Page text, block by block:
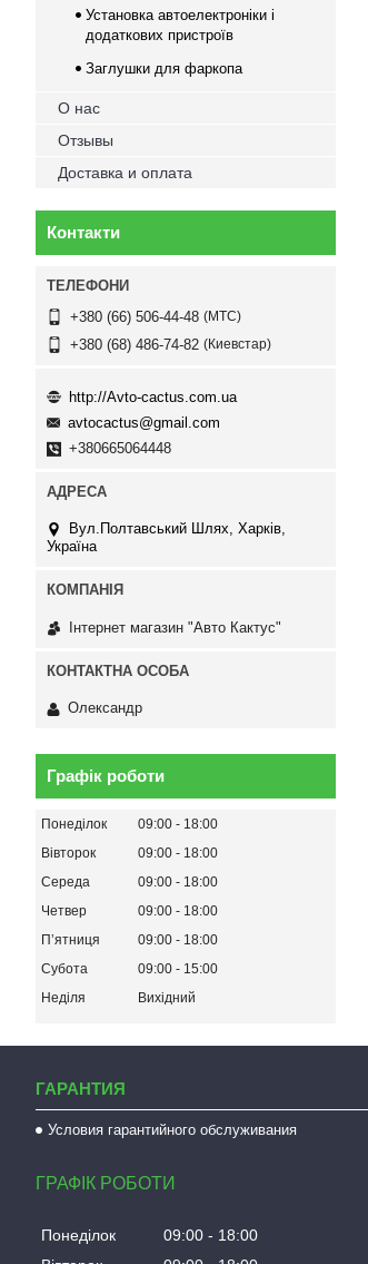
Установка автоелектроніки і
додаткових пристроїв
Заглушки для фаркопа
О нас
Отзывы
Доставка и оплата
Контакти
+380 (66) 506-44-48 МТС
+380 (68) 486-74-82 Киевстар
http://Avto-cactus.com.ua
avtocactus@gmail.com
+380665064448
Вул.Полтавський Шлях, Харків,
Україна
Інтернет магазин "Авто Кактус"
Олександр
Графік роботи
Понеділок 09:00
18:00
Вівторок
09:00
18:00
Середа
09:00
18:00
Четвер
09:00
18:00
Пʼятниця
09:00
18:00
Субота
09:00
15:00
Неділя
Вихідний
ГАРАНТИЯ
Условия гарантийного обслуживания
ГРАФІК РОБОТИ
Понеділок 09:00
18:00